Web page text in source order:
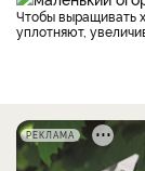
Чтобы
уплотняют,
РЕКЛАМА